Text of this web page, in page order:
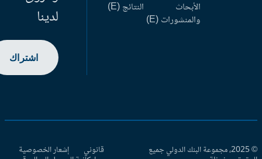
الأبحاث
والمنشورات (E)
النتائج (E)
لدينا
اشتراك
© 2025، مجموعة البنك الدولي جميع قانوني إشعار الخصوصية